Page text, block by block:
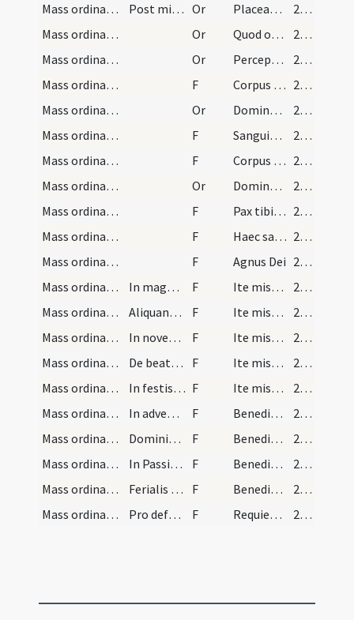
Mass ordinary/dismissal/7
Post missam Or Placeat tibi Domine ... miserante propitiabile.
265 (123r)
Mass ordinary/communion/6
Or Quod ore sumpsimus Domine mente capiamus
265 (123r)
Mass ordinary/communion/5
Or Perceptio corporis et sanguinis tui Domine ... mentis et corporis.
265 (123r)
Mass ordinary/communion/7
F Corpus et sanguis Domini nostri Iesu Christi sit mihi salus mentis et corporis
265 (123r)
Mass ordinary/communion/4
Or Domine Iesu Christe Fili Dei vivi qui ex voluntate Patris ... permittas separari.
265 (123r)
Mass ordinary/communion/6
F Sanguis Domini nostri Iesu Christi fiat mihi propitiatio in vitam aeternam. Amen
265 (123r)
Mass ordinary/communion/5
F Corpus Domini nostri Iesu Christi fiat mihi propitiatio in vitam aeternam. Amen
265 (123r)
Mass ordinary/communion/3
Or Domine sancte Pater omnipotens aeterne Deus da mihi hoc sacrosanctum corpus et sanguinem
265 (123r)
Mass ordinary/peace/4
F Pax tibi frater et Ecclesiae Christi
265 (123r)
Mass ordinary/peace/2
F Haec sacrosancta commixtio corporis et sanguinis Domini nostri Iesu Christi ... praeparatio salutaris.
265 (123r)
Mass ordinary/Kyriale/3
F Agnus Dei
265 (123r)
Mass ordinary/dismissal/1
In magnis duplicibus F Ite missa est
268 (124v)
Mass ordinary/dismissal/2
Aliquando in duplicis ut in festo sancti Nicolai… F Ite missa est
268 (124v)
Mass ordinary/dismissal/3
In novem lectionibus F Ite missa est
268 (124v)
Mass ordinary/dismissal/4
De beata Maria F Ite missa est
268 (124v)
Mass ordinary/dismissal/5
In festis missam habentibus F Ite missa est
268 (124v)
Mass ordinary/dismissal/6
In adventu et Quadragesima diebus novem lectionum F Benedicamus Domino
268 (124v)
Mass ordinary/dismissal/7
Dominicis diebus et novem lectionum F Benedicamus Domino
268 (124v)
Mass ordinary/dismissal/8
In Passione in Ramis palmarum et in Cena Domini F Benedicamus Domino
268 (124v)
Mass ordinary/dismissal/9
Ferialis diebus F Benedicamus Domino
268 (124v)
Mass ordinary/dismissal/10
Pro defunctis dicitur F Requiescant in pace 268 (124v)